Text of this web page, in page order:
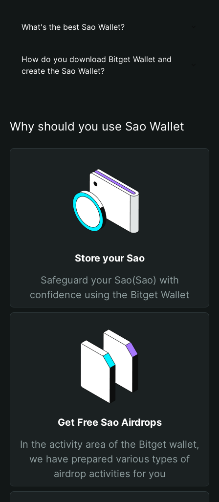
What's the best Sao Wallet?
How do you download Bitget Wallet and
create the Sao Wallet?
Why should you use Sao Wallet
Store your Sao
Safeguard your Sao(Sao) with
confidence using the Bitget Wallet
Get Free Sao Airdrops
In the activity area of the Bitget wallet,
we have prepared various types of
airdrop activities for you